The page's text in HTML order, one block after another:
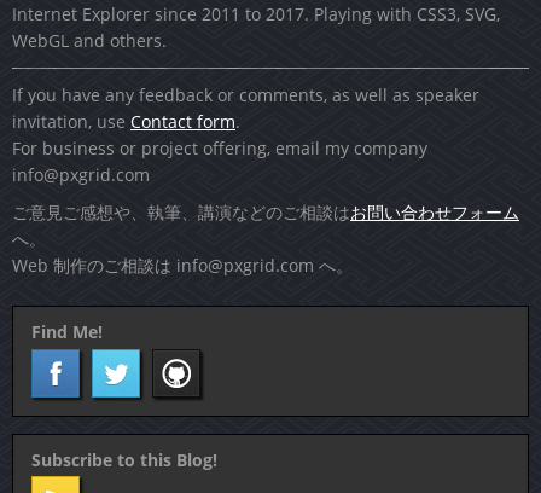
Internet Explorer since 2011 to 2017. Playing with CSS3, SVG,
WebGL and others.
If you have any feedback or comments, as well as speaker
invitation, use Contact form.
For business or project offering, email my company
info@pxgrid.com
ご意見ご感想や、執筆、講演などのご相談はお問い合わせフォーム
へ。
Web 制作のご相談は info@pxgrid.com へ。
Find Me!
FacebookTwitter
Subscribe to this Blog!